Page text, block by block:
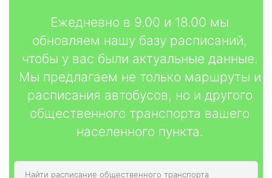
Ежедневно в 9.00 и 18.00 мы
обновляем нашу базу расписаний,
чтобы у вас были актуальные данные.
Мы предлагаем не только маршруты и
расписания автобусов, но и другого
общественного транспорта вашего
населенного пункта.